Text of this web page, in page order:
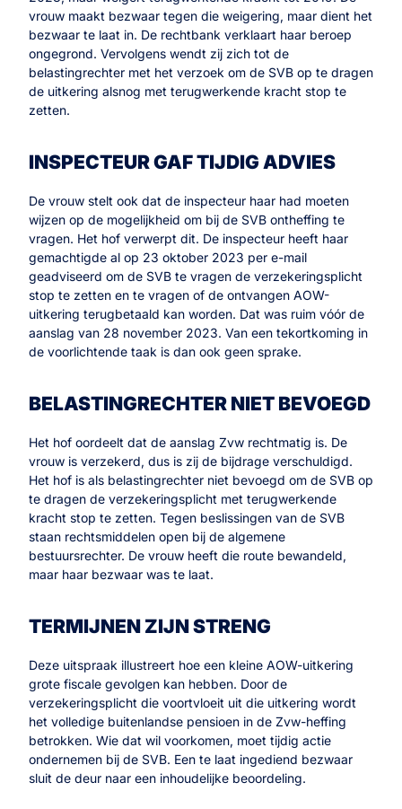
vrouw maakt bezwaar tegen die weigering, maar dient het
bezwaar te laat in. De rechtbank verklaart haar beroep
ongegrond. Vervolgens wendt zij zich tot de
belastingrechter met het verzoek om de SVB op te dragen
de uitkering alsnog met terugwerkende kracht stop te
zetten.
INSPECTEUR GAF TIJDIG ADVIES
De vrouw stelt ook dat de inspecteur haar had moeten
wijzen op de mogelijkheid om bij de SVB ontheffing te
vragen. Het hof verwerpt dit. De inspecteur heeft haar
gemachtigde al op 23 oktober 2023 per e-mail
geadviseerd om de SVB te vragen de verzekeringsplicht
stop te zetten en te vragen of de ontvangen AOW-
uitkering terugbetaald kan worden. Dat was ruim vóór de
aanslag van 28 november 2023. Van een tekortkoming in
de voorlichtende taak is dan ook geen sprake.
BELASTINGRECHTER NIET BEVOEGD
Het hof oordeelt dat de aanslag Zvw rechtmatig is. De
vrouw is verzekerd, dus is zij de bijdrage verschuldigd.
Het hof is als belastingrechter niet bevoegd om de SVB op
te dragen de verzekeringsplicht met terugwerkende
kracht stop te zetten. Tegen beslissingen van de SVB
staan rechtsmiddelen open bij de algemene
bestuursrechter. De vrouw heeft die route bewandeld,
maar haar bezwaar was te laat.
TERMIJNEN ZIJN STRENG
Deze uitspraak illustreert hoe een kleine AOW-uitkering
grote fiscale gevolgen kan hebben. Door de
verzekeringsplicht die voortvloeit uit die uitkering wordt
het volledige buitenlandse pensioen in de Zvw-heffing
betrokken. Wie dat wil voorkomen, moet tijdig actie
ondernemen bij de SVB. Een te laat ingediend bezwaar
sluit de deur naar een inhoudelijke beoordeling.